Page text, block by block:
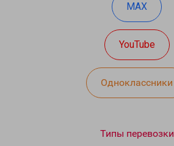
MAX
YouTube
Одноклассники
Типы перевозки